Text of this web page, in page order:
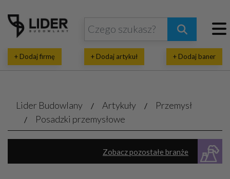
+ Dodaj firmę + Dodaj artykuł + Dodaj baner
Lider Budowlany Artykuły
Przemysł
Posadzki przemysłowe
Zobacz pozostałe branże